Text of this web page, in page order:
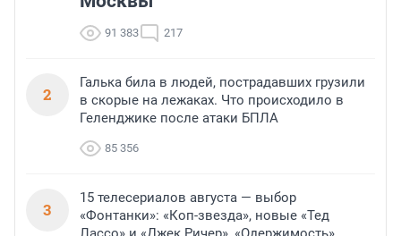
91 383 217
2
Галька била в людей, пострадавших грузили
в скорые на лежаках. Что происходило в
Геленджике после атаки БПЛА
85 356
3
15 телесериалов августа — выбор
«Фонтанки»: «Коп-звезда», новые «Тед